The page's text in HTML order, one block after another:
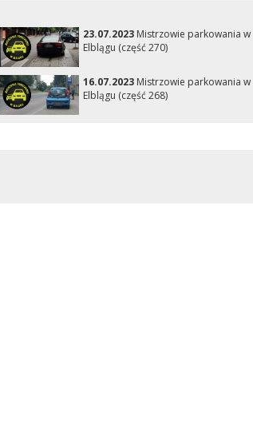
23.07.2023Mistrzowie parkowania w
Elblągu (część 270)
16.07.2023Mistrzowie parkowania w
Elblągu (część 268)